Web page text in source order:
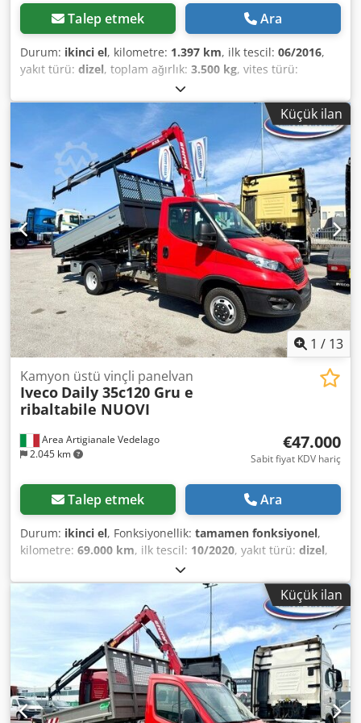
Talep etmek Ara
Durum: ikinci el, kilometre: 1.397 km, ilk tescil: 06/2016,
yakıt türü: dizel, toplam ağırlık: 3.500 kg, vites türü:
Euro 6
Donanım:ABS, elektronik denge programı (ESP), is
filtrasyon filtresi, vinç, * Böcker RK 36-2400 Paletli Vinç *
Üretim Yılı: 2016 * Çalışma Saati: 1.390 saat
Dcodpfxozlwfxo Aqtjk * ??UVV (İş Güvenliği Sertifikası)
YENİ?? * ??Bakım YENİ?? * ??Halatlı Vinç YENİ?? * Daha fazla
fotoğraf ve video için WhatsApp üzerinden iletişime geçin.
* Bilgiler bağlayıcı değildir ve önceden satış hakkı saklıdır.
Küçük ilan
1 / 13
Area Artigianale Vedelago
2.045 km
Kamyon üstü vinçli panelvan
Iveco Daily 35c120 Gru e
ribaltabile NUOVI
€47.000
Sabit fiyat KDV hariç
Talep etmek Ara
Durum: ikinci el, Fonksiyonellik: tamamen fonksiyonel,
kilometre: 69.000 km, ilk tescil: 10/2020, yakıt türü: dizel,
, toplam ağırlık:
konfigürasyonu:4x2, dingil mesafesi:3.450 mm, dingil
mesafesi:
, yakıt: dizel , renk:kırmızı, vites türü:
, vites sayısı:6, emisyon sınıfı: Euro 6,
çelik, koltuk sayısı:3, yükleme alanı
uzunluğu:
3.150 mm, yükleme alanı genişliği:2.100 mm,
yükleme alanı yüksekliği:400 mm, Donanım:ABS, AdBlue,
Bluetooth, EBS (Elektronik Fren Sistemi), USB portu, araç
içi bilgisayar, elektrikli cam sistemi, elektronik denge
programı (ESP), hava yastığı, hidrolik direksiyon, hız
Küçük ilan